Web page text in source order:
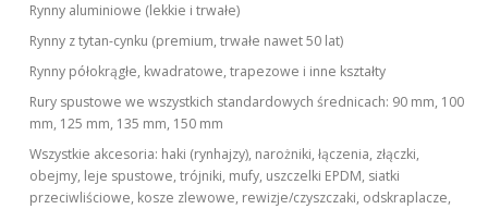
Rynny aluminiowe (lekkie i trwałe)
Rynny z tytan-cynku (premium, trwałe nawet 50 lat)
Rynny półokrągłe, kwadratowe, trapezowe i inne kształty
Rury spustowe we wszystkich standardowych średnicach: 90 mm, 100
mm, 125 mm, 135 mm, 150 mm
Wszystkie akcesoria: haki (rynhajzy), narożniki, łączenia, złączki,
obejmy, leje spustowe, trójniki, mufy, uszczelki EPDM, siatki
przeciwliściowe, kosze zlewowe, rewizje/czyszczaki, odskraplacze,